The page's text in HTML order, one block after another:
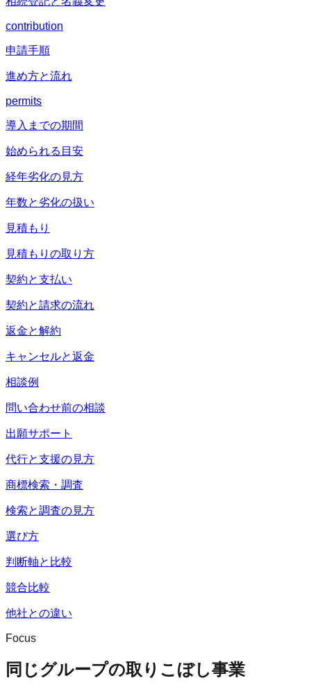
contribution
申請手順
進め方と流れ
permits
導入までの期間
始められる目安
経年劣化の見方
年数と劣化の扱い
見積もり
見積もりの取り方
契約と支払い
契約と請求の流れ
返金と解約
キャンセルと返金
相談例
問い合わせ前の相談
出願サポート
代行と支援の見方
商標検索・調査
検索と調査の見方
選び方
判断軸と比較
競合比較
他社との違い
Focus
同じグループの取りこぼし事業